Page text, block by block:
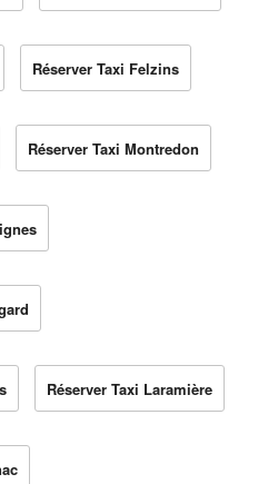
Réserver Taxi Felzins
Réserver Taxi Montredon
Réserver Taxi Laramière